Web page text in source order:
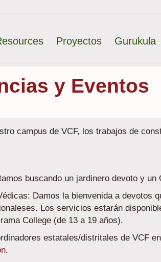
Proyectos Gurukula
y Eventos
campus de VCF, los trabajos de
buscando un jardinero devoto y
Damos la bienvenida a devotos
Los servicios estarán
College (de 13 a 19 años).
estatales/distritales de VCF